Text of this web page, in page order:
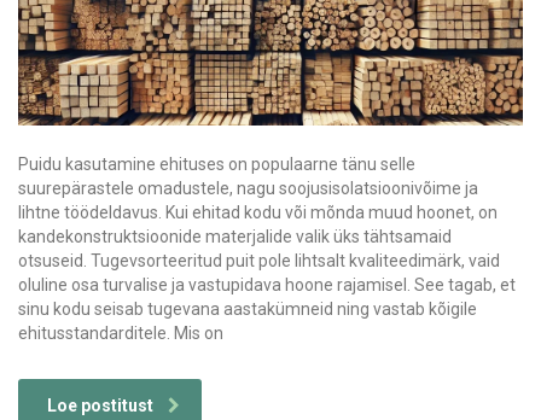
Puidu kasutamine ehituses on populaarne tänu selle
suurepärastele omadustele, nagu soojusisolatsioonivõime ja
lihtne töödeldavus. Kui ehitad kodu või mõnda muud hoonet, on
kandekonstruktsioonide materjalide valik üks tähtsamaid
otsuseid. Tugevsorteeritud puit pole lihtsalt kvaliteedimärk, vaid
oluline osa turvalise ja vastupidava hoone rajamisel. See tagab, et
sinu kodu seisab tugevana aastakümneid ning vastab kõigile
ehitusstandarditele. Mis on
Loe postitust